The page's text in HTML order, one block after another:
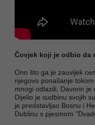
Čovjek koji je odbio da
Ono što ga je zauvijek
njegovo ponašanje
mnogi odlazili, Davorin je
Dijelio je sudbinu svojih
je predstavljao Bosnu i
Dublinu s pjesmom